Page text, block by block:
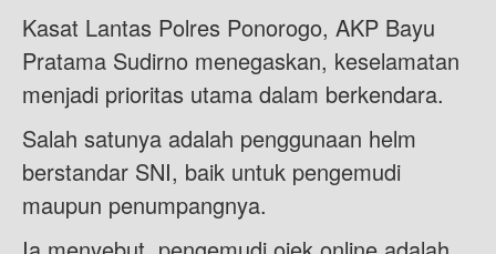
Kasat Lantas Polres Ponorogo, AKP Bayu
Pratama Sudirno menegaskan, keselamatan
menjadi prioritas utama dalam berkendara.
Salah satunya adalah penggunaan helm
berstandar SNI, baik untuk pengemudi
maupun penumpangnya.